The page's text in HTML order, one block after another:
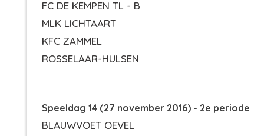
FC DE KEMPEN TL - B
MLK LICHTAART
KFC ZAMMEL
ROSSELAAR-HULSEN
Speeldag 14 (27 november 2016) - 2e periode
BLAUWVOET OEVEL